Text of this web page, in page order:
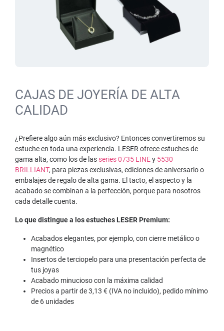
CAJAS DE JOYERÍA DE ALTA
CALIDAD
¿Prefiere algo aún más exclusivo? Entonces convertiremos su
estuche en toda una experiencia. LESER ofrece estuches de
gama alta, como los de lasseries 0735 LINEy 5530
BRILLIANT, para piezas exclusivas, ediciones de aniversario o
embalajes de regalo de alta gama. El tacto, el aspecto y la
acabado se combinan a la perfección, porque para nosotros
cada detalle cuenta.
Lo que distingue a los estuches LESER Premium:
Acabados elegantes, por ejemplo, con cierre metálico o
magnético
Insertos de terciopelo para una presentación perfecta de
tus joyas
Acabado minucioso con la máxima calidad
Precios a partir de 3,13 € (IVA no incluido), pedido mínimo
de 6 unidades